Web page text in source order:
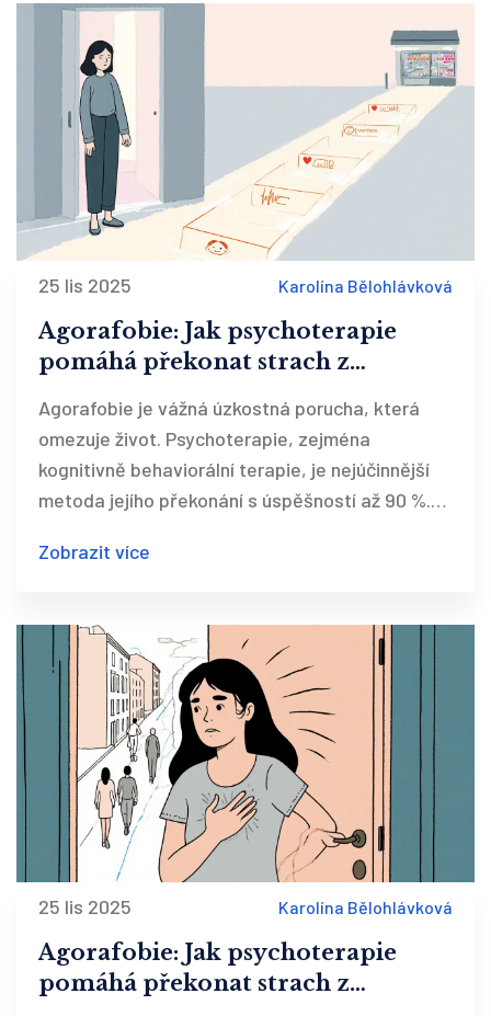
25 lis 2025 Karolína Bělohlávková
Agorafobie: Jak psychoterapie
pomáhá překonat strach z
Agorafobie je vážná úzkostná porucha, která
omezuje život. Psychoterapie, zejména
kognitivně behaviorální terapie, je nejúčinnější
metoda jejího překonání s úspěšností až 90 %.
léky.
Zobrazit více
25 lis 2025 Karolína Bělohlávková
Agorafobie: Jak psychoterapie
pomáhá překonat strach z